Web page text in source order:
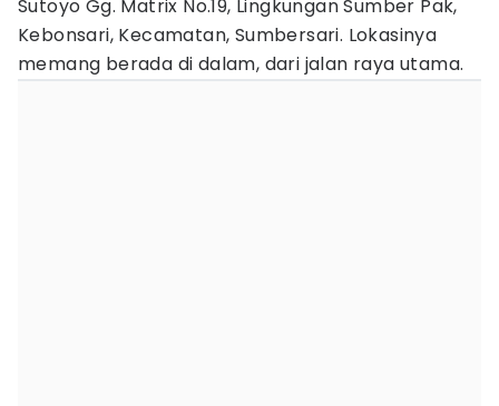
Sutoyo Gg. Matrix No.19, Lingkungan Sumber Pak,
Kebonsari, Kecamatan, Sumbersari. Lokasinya
memang berada di dalam, dari jalan raya utama.